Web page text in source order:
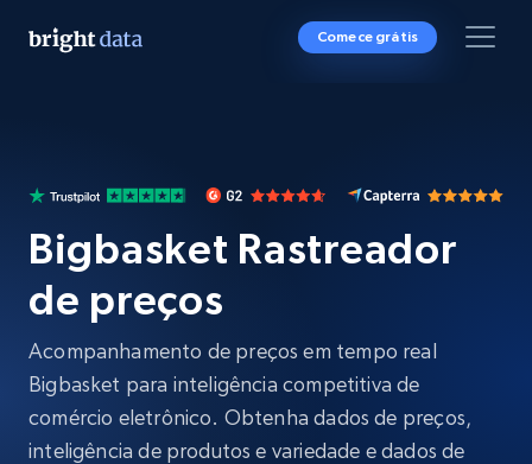
Comece grátis
Bigbasket Rastreador
de preços
Acompanhamento de preços em tempo real
Bigbasket para inteligência competitiva de
comércio eletrônico. Obtenha dados de preços,
inteligência de produtos e variedade e dados de